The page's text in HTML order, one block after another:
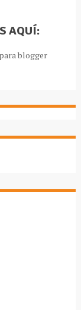
AQUÍ: